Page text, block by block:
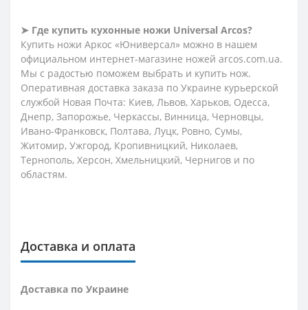
➤ Где купить кухонные ножи Universal Arcos?
Купить ножи Аркос «Юниверсал» можно в нашем
официальном интернет-магазине ножей arcos.com.ua.
Мы с радостью поможем выбрать и купить нож.
Оперативная доставка заказа по Украине курьерской
службой Новая Почта: Киев, Львов, Харьков, Одесса,
Днепр, Запорожье, Черкассы, Винница, Черновцы,
Ивано-Франковск, Полтава, Луцк, Ровно, Сумы,
Житомир, Ужгород, Кропивницкий, Николаев,
Тернополь, Херсон, Хмельницкий, Чернигов и по
областям.
Доставка и оплата
Доставка по Украине